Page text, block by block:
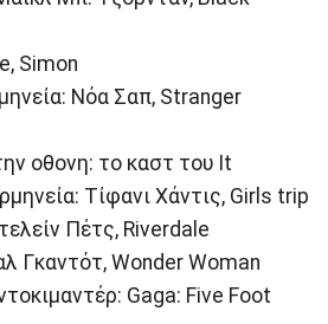
Simon
Νόα Σαπ, Stranger
οθονη: το καστ του It
Τίφανι Χάντις, Girls trip
Πέτς, Riverdale
Γκαντότ, Wonder Woman
Gaga: Five Foot